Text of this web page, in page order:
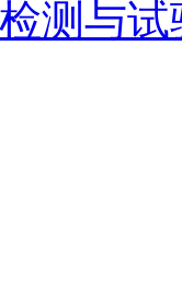
测与试